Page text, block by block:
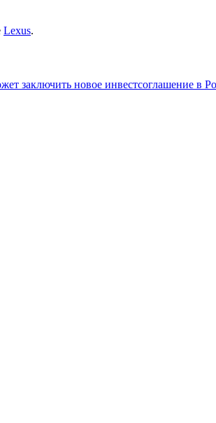
Lexus.
заключить новое инвестсоглашение в